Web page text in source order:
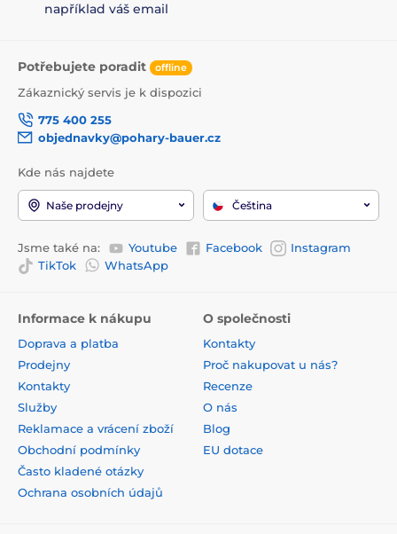
například váš email
Potřebujete poradit offline
Zákaznický servis je k dispozici
775 400 255
objednavky@pohary-bauer.cz
Kde nás najdete
Naše prodejny Čeština
Jsme také na: Youtube Facebook
Instagram
TikTok
WhatsApp
Informace k nákupu
Doprava a platba
Prodejny
Kontakty
Služby
Reklamace a vrácení zboží
Obchodní podmínky
Často kladené otázky
Ochrana osobních údajů
O společnosti
Kontakty
Proč nakupovat u nás?
Recenze
O nás
Blog
EU dotace